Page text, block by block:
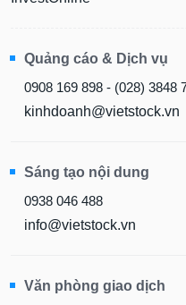
Quảng cáo & Dịch vụ
0908 169 898 - (028) 3848
kinhdoanh@vietstock.vn
Sáng tạo nội dung
0938 046 488
info@vietstock.vn
Văn phòng giao dịch